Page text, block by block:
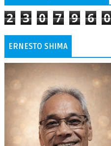
2 3 0 7 9 6 0
ERNESTO SHIMA